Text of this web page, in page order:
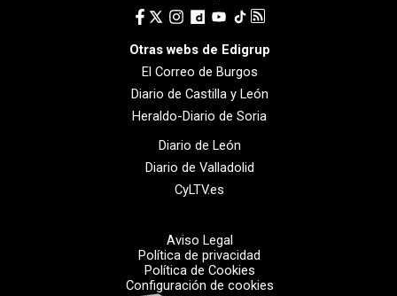
Otras webs de Edigrup
El Correo de Burgos
Diario de Castilla y León
Heraldo-Diario de Soria
Diario de León
Diario de Valladolid
CyLTV.es
Aviso Legal
Política de privacidad
Política de Cookies
Configuración de cookies